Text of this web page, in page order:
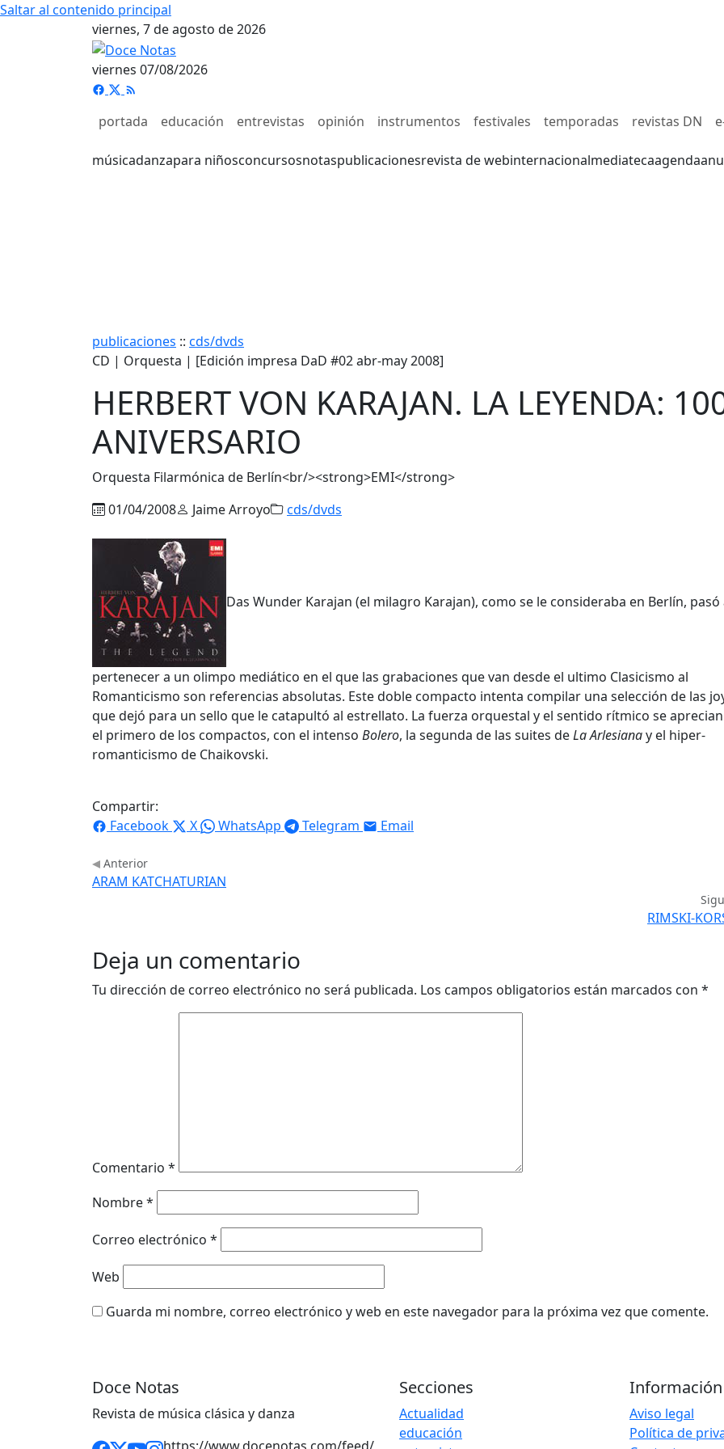
Saltar al contenido principal
viernes, 7 de agosto de 2026
viernes 07/08/2026
portada educación entrevistas opinión instrumentos festivales temporadas revistas DN
músicadanzapara niñosconcursosnotaspublicacionesrevista de webinternacionalmediatecaagenda
publicaciones :: cds/dvds
CD | Orquesta | [Edición impresa DaD #02 abr-may 2008]
HERBERT VON KARAJAN. LA LEYENDA:
ANIVERSARIO
Orquesta Filarmónica de Berlín<br/><strong>EMI</strong>
01/04/2008
Jaime Arroyo cds/dvds
Das Wunder Karajan (el milagro Karajan), como se le consideraba en Berlín, pasó
pertenecer a un olimpo mediático en el que las grabaciones que van desde el ultimo Clasicismo al
Romanticismo son referencias absolutas. Este doble compacto intenta compilar una selección de las
que dejó para un sello que le catapultó al estrellato. La fuerza orquestal y el sentido rítmico se
el primero de los compactos, con el intenso Bolero, la segunda de las suites deLa Arlesianay el hiper-
romanticismo de Chaikovski.
Compartir:
Facebook
X WhatsApp Telegram Email
Anterior
ARAM KATCHATURIAN
RIMSKI-
Deja un comentario
Tu dirección de correo electrónico no será publicada. Los campos obligatorios están marcados con *
Comentario *
Nombre*
Correo electrónico *
Web
Guarda mi nombre, correo electrónico y web en este navegador para la próxima vez que comente.
Doce Notas
Revista de música clásica y danza
Secciones
Actualidad
educación
Información
Aviso legal
Política de